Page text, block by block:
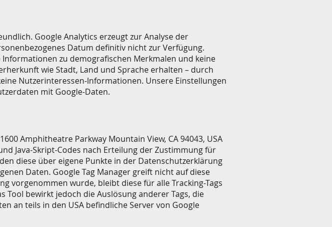
Google Analytics erzeugt zur Analyse der
Datum definitiv nicht zur Verfügung.
zu demografischen Merkmalen und keine
wie Stadt, Land und Sprache erhalten – durch
Nutzerinteressen-Informationen. Unsere Einstellungen
mit Google-Daten.
Amphitheatre Parkway Mountain View, CA 94043, USA
Java-Skript-Codes nach Erteilung der Zustimmung für
diese über eigene Punkte in der Datenschutzerklärung
Daten. Google Tag Manager greift nicht auf diese
vorgenommen wurde, bleibt diese für alle Tracking-Tags
Tool bewirkt jedoch die Auslösung anderer Tags, die
an teils in den USA befindliche Server von Google